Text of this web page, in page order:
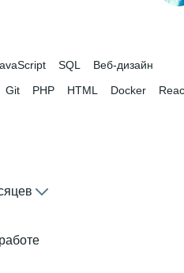
SQL
Веб-дизайн
Git PHP HTML Docker